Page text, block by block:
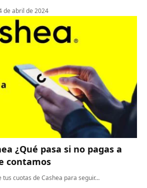
de abril de 2024
¿Qué pasa si no pagas a
contamos
tus cuotas de Cashea para seguir…